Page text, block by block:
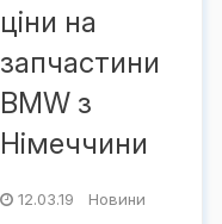
ціни на
запчастини
BMW з
Німеччини
12.03.19 Новини